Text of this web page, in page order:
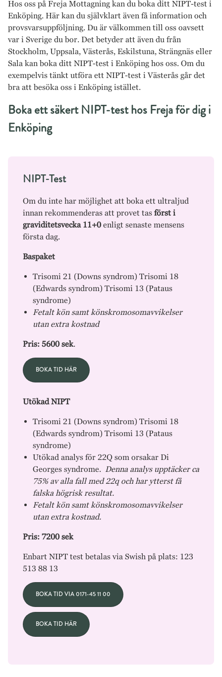
Hos oss på Freja Mottagning kan du boka ditt NIPT-test i
Enköping. Här kan du självklart även få information och
provsvarsuppföljning. Du är välkommen till oss oavsett
var i Sverige du bor. Det betyder att även du från
Stockholm, Uppsala, Västerås, Eskilstuna, Strängnäs eller
Sala kan boka ditt NIPT-test i Enköping hos oss. Om du
exempelvis tänkt utföra ett NIPT-test i Västerås går det
bra att besöka oss i Enköping istället.
Boka ett säkert NIPT-test hos Freja för dig i
Enköping
NIPT-Test
Om du inte har möjlighet att boka ett ultraljud
innan rekommenderas att provet tas först i
graviditetsvecka 11+0 enligt senaste mensens
första dag.
Baspaket
Trisomi 21 (Downs syndrom) Trisomi 18
(Edwards syndrom) Trisomi 13 (Pataus
syndrome)
Fetalt kön samt könskromosomavvikelser
utan extra kostnad
Pris: 5600 sek.
BOKA TID HÄR
Utökad NIPT
Trisomi 21 (Downs syndrom) Trisomi 18
(Edwards syndrom) Trisomi 13 (Pataus
syndrome)
Utökad analys för 22Q som orsakar Di
Georges syndrome.
Denna analys upptäcker ca
75% av alla fall med 22q och har ytterst få
falska högrisk resultat.
Fetalt kön samt könskromosomavvikelser
utan extra kostnad.
Pris: 7200 sek
Enbart NIPT test betalas via Swish på plats: 123
513 88 13
BOKA TID VIA 0171-45 11 00
BOKA TID HÄR